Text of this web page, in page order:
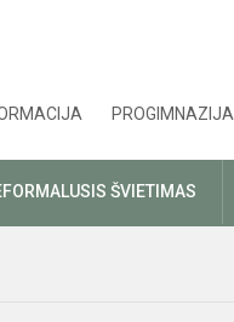
PROGIMNAZIJA
ŠVIETIMAS